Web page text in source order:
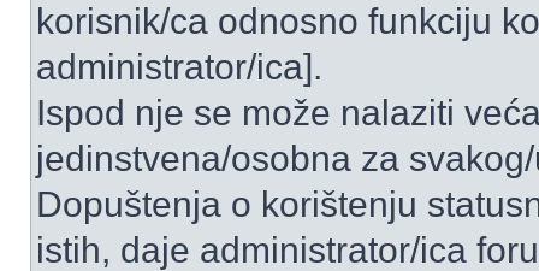
korisnik/ca odnosno funkciju
administrator/ica].
Ispod nje se može nalaziti
jedinstvena/osobna za
Dopuštenja o korištenju
istih, daje administrator/ica